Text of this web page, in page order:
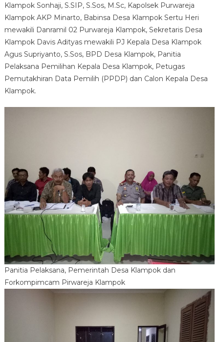
Klampok Sonhaji, S.SIP, S.Sos, M.Sc, Kapolsek Purwareja
Klampok AKP Minarto, Babinsa Desa Klampok Sertu Heri
mewakili Danramil 02 Purwareja Klampok, Sekretaris Desa
Klampok Davis Adityas mewakili PJ Kepala Desa Klampok
Agus Supriyanto, S.Sos, BPD Desa Klampok, Panitia
Pelaksana Pemilihan Kepala Desa Klampok, Petugas
Pemutakhiran Data Pemilih (PPDP) dan Calon Kepala Desa
Klampok.
Panitia Pelaksana, Pemerintah Desa Klampok dan
Forkompimcam Pirwareja Klampok